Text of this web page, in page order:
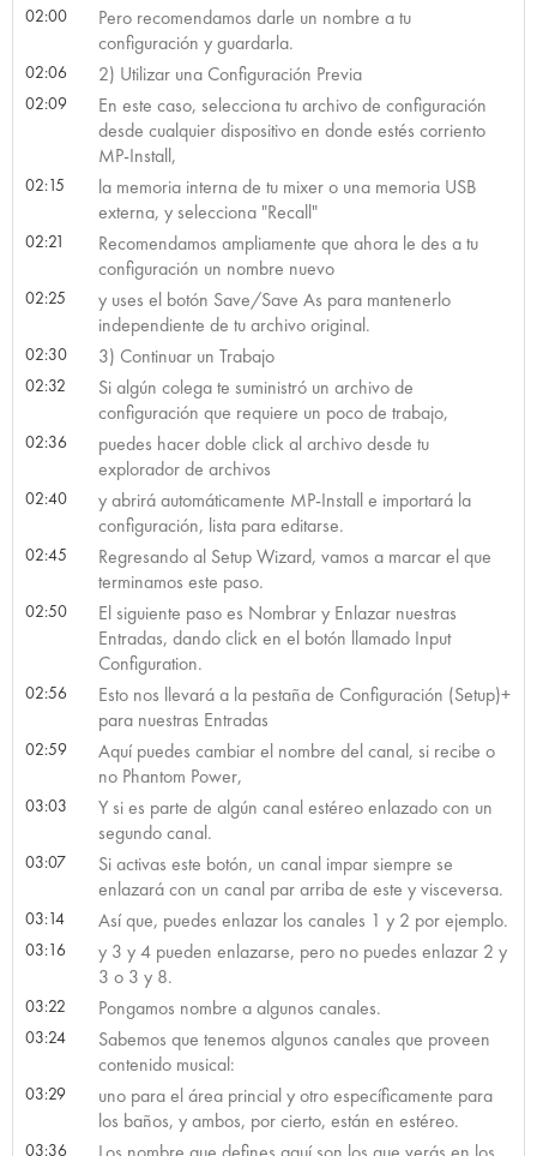
02:00
Pero recomendamos darle un nombre a tu
configuración y guardarla.
02:06 2) Utilizar una Configuración Previa
02:09
En este caso, selecciona tu archivo de configuración
desde cualquier dispositivo en donde estés corriento
MP-Install,
02:15
la memoria interna de tu mixer o una memoria USB
externa, y selecciona "Recall"
02:21
Recomendamos ampliamente que ahora le des a tu
configuración un nombre nuevo
02:25
y uses el botón Save/Save As para mantenerlo
independiente de tu archivo original.
02:30 3) Continuar un Trabajo
02:32
Si algún colega te suministró un archivo de
configuración que requiere un poco de trabajo,
02:36
puedes hacer doble click al archivo desde tu
explorador de archivos
02:40
y abrirá automáticamente MP-Install e importará la
configuración, lista para editarse.
02:45
Regresando al Setup Wizard, vamos a marcar el que
terminamos este paso.
02:50
El siguiente paso es Nombrar y Enlazar nuestras
Entradas, dando click en el botón llamado Input
Configuration.
02:56
Esto nos llevará a la pestaña de Configuración (Setup)+
para nuestras Entradas
02:59
Aquí puedes cambiar el nombre del canal, si recibe o
no Phantom Power,
03:03
Y si es parte de algún canal estéreo enlazado con un
segundo canal.
03:07
Si activas este botón, un canal impar siempre se
enlazará con un canal par arriba de este y visceversa.
03:14 Así que, puedes enlazar los canales 1 y 2 por ejemplo.
03:16
y 3 y 4 pueden enlazarse, pero no puedes enlazar 2 y
3 o 3 y 8.
03:22 Pongamos nombre a algunos canales.
03:24
Sabemos que tenemos algunos canales que proveen
contenido musical:
03:29
uno para el área princial y otro específicamente para
los baños, y ambos, por cierto, están en estéreo.
03:36